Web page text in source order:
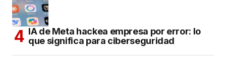
IA de Meta hackea empresa por error: lo
que significa para ciberseguridad